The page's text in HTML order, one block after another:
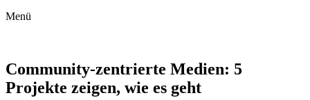
Menü
Community-zentrierte Medien: 5
Projekte zeigen, wie es geht